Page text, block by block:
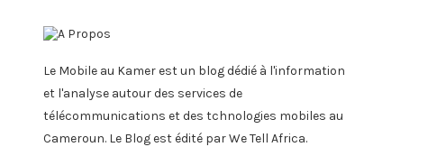
Le Mobile au Kamer est un blog dédié à l'information
et l'analyse autour des services de
télécommunications et des tchnologies mobiles au
Cameroun. Le Blog est édité par We Tell Africa.